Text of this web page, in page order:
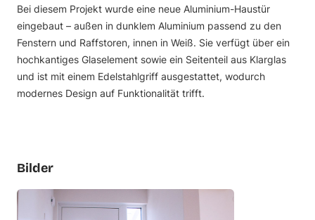
Bei diesem Projekt wurde eine neue Aluminium-Haustür
eingebaut – außen in dunklem Aluminium passend zu den
Fenstern und Raffstoren, innen in Weiß. Sie verfügt über ein
hochkantiges Glaselement sowie ein Seitenteil aus Klarglas
und ist mit einem Edelstahlgriff ausgestattet, wodurch
modernes Design auf Funktionalität trifft.
Bilder